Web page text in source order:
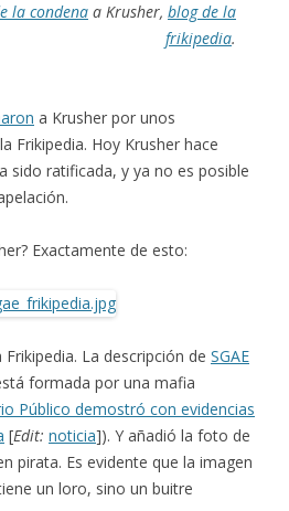
la condena a Krusher, blog de la
frikipedia.
a Krusher por unos
Frikipedia. Hoy Krusher hace
sido ratificada, y ya no es posible
Exactamente de esto:
La descripción de SGAE
formada por una mafia
Público demostró con evidencias
[Edit: noticia]). Y añadió la foto de
pirata. Es evidente que la imagen
un loro, sino un buitre